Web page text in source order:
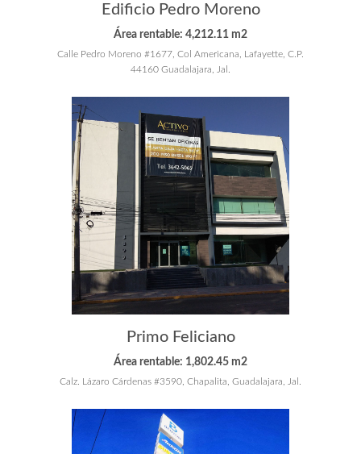
Edificio Pedro Moreno
Área rentable: 4,212.11 m2
Calle Pedro Moreno #1677, Col Americana, Lafayette, C.P.
44160 Guadalajara, Jal.
Primo Feliciano
Área rentable: 1,802.45 m2
Calz. Lázaro Cárdenas #3590, Chapalita, Guadalajara, Jal.